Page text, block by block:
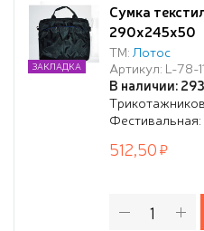
Сумка
290х245х50
ТМ:Лотос
Артикул: L-78-
В наличии:
Фестивальная:
ЗАКЛАДКА
512,50